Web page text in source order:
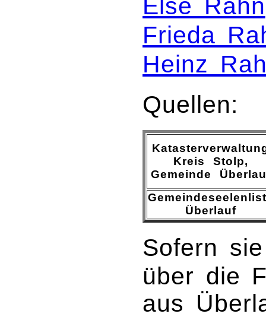
Else Rahn
Frieda
Heinz
Quellen:
Kreis Stolp,
Gemeinde
Überlauf
Sofern
über die
aus